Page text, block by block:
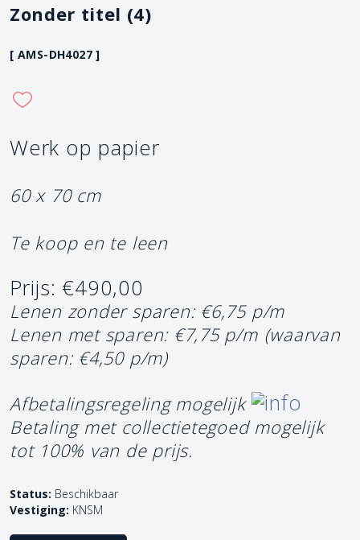
Zonder titel (4)
[ AMS-DH4027 ]
Werk op papier
60 x 70 cm
Te koop en te leen
Prijs: €490,00
Lenen zonder sparen: €6,75 p/m
Lenen met sparen: €7,75 p/m (waarvan
sparen: €4,50 p/m)
Afbetalingsregeling mogelijk
Betaling met collectietegoed mogelijk
tot 100% van de prijs.
Status: Beschikbaar
Vestiging: KNSM